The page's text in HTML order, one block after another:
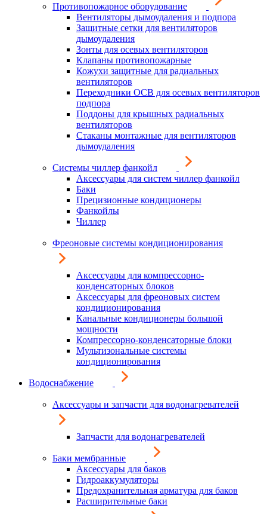
Противопожарное оборудование
Вентиляторы дымоудаления и подпора
Защитные сетки для вентиляторов
дымоудаления
Зонты для осевых вентиляторов
Клапаны противопожарные
Кожухи защитные для радиальных
вентиляторов
Переходники ОСВ для осевых вентиляторов
подпора
Поддоны для крышных радиальных
вентиляторов
Стаканы монтажные для вентиляторов
дымоудаления
Системы чиллер фанкойл
Аксессуары для систем чиллер фанкойл
Баки
Прецизионные кондиционеры
Фанкойлы
Чиллер
Фреоновые системы кондиционирования
Аксессуары для компрессорно-
конденсаторных блоков
Аксессуары для фреоновых систем
кондиционирования
Канальные кондиционеры большой
мощности
Компрессорно-конденсаторные блоки
Мультизональные системы
кондиционирования
Водоснабжение
Аксессуары и запчасти для водонагревателей
Запчасти для водонагревателей
Баки мембранные
Аксессуары для баков
Гидроаккумуляторы
Предохранительная арматура для баков
Расширительные баки